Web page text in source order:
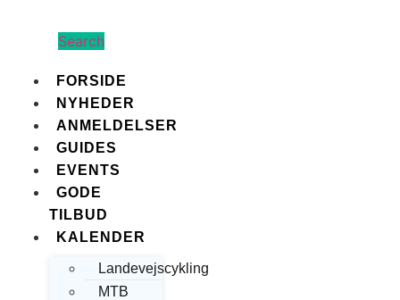
Search
FORSIDE
NYHEDER
ANMELDELSER
GUIDES
EVENTS
GODE
TILBUD
KALENDER
Landevejscykling
MTB